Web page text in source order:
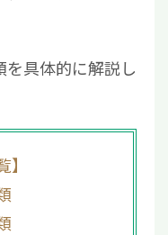
ンの多い柑橘類
を具体的に解説し